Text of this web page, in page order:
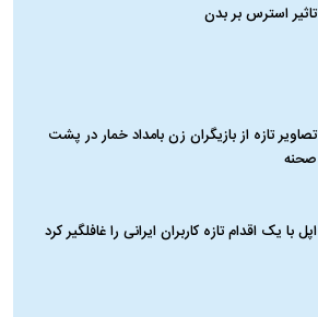
تاثیر استرس بر بدن
تصاویر تازه از بازیگران زن بامداد خمار در پشت
صحنه
اپل با یک اقدام تازه کاربران ایرانی را غافلگیر کرد